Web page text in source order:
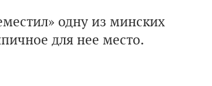
одну из минских
для нее место.